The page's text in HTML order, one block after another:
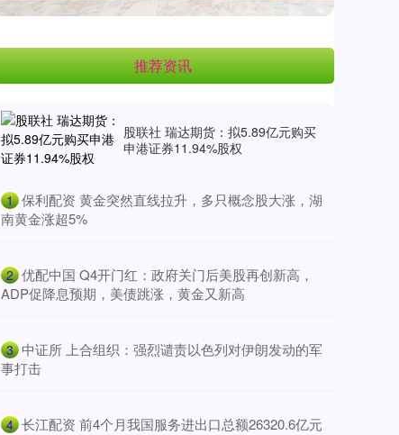
推荐资讯
股联社 瑞达期货：拟5.89亿元购买
申港证券11.94%股权
1 ​保利配资 黄金突然直线拉升，多只概念股大涨，湖
南黄金涨超5%
2 ​优配中国 Q4开门红：政府关门后美股再创新高，
ADP促降息预期，美债跳涨，黄金又新高
3 ​中证所 上合组织：强烈谴责以色列对伊朗发动的军
事打击
4 ​长江配资 前4个月我国服务进出口总额26320.6亿元